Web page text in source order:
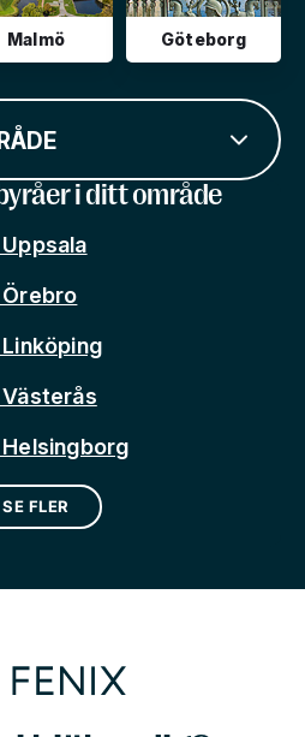
Malmö Göteborg
i ditt område
SE FLER